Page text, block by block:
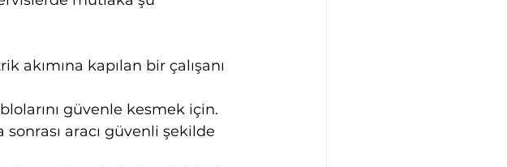
akımına kapılan bir çalışanı
güvenle kesmek için.
sonrası aracı güvenli şekilde